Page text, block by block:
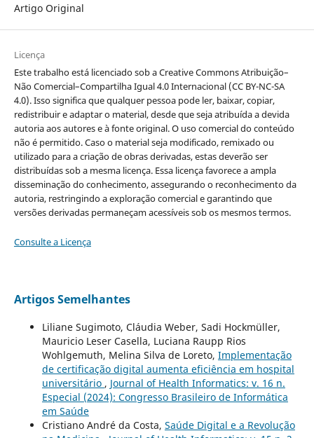
Artigo Original
Licença
Este trabalho está licenciado sob a Creative Commons Atribuição–
Não Comercial–Compartilha Igual 4.0 Internacional (CC BY-NC-SA
4.0). Isso significa que qualquer pessoa pode ler, baixar, copiar,
redistribuir e adaptar o material, desde que seja atribuída a devida
autoria aos autores e à fonte original. O uso comercial do conteúdo
não é permitido. Caso o material seja modificado, remixado ou
utilizado para a criação de obras derivadas, estas deverão ser
distribuídas sob a mesma licença. Essa licença favorece a ampla
disseminação do conhecimento, assegurando o reconhecimento da
autoria, restringindo a exploração comercial e garantindo que
versões derivadas permaneçam acessíveis sob os mesmos termos.
Consulte a Licença
Artigos Semelhantes
Liliane Sugimoto, Cláudia Weber, Sadi Hockmüller,
Mauricio Leser Casella, Luciana Raupp Rios
Wohlgemuth, Melina Silva de Loreto, Implementação
de certificação digital aumenta eficiência em hospital
universitário , Journal of Health Informatics: v. 16 n.
Especial (2024): Congresso Brasileiro de Informática
em Saúde
Cristiano André da Costa, Saúde Digital e a Revolução